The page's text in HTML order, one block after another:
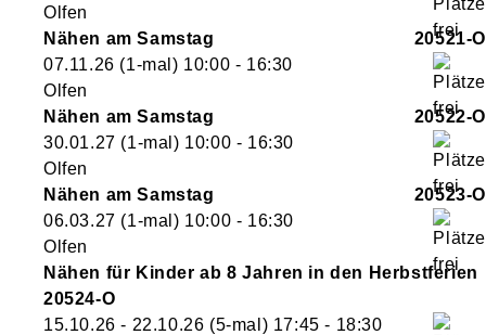
Olfen
Nähen am Samstag
20521-O
07.11.26 (1-mal) 10:00 - 16:30
Olfen
Nähen am Samstag
20522-O
30.01.27 (1-mal) 10:00 - 16:30
Olfen
Nähen am Samstag
20523-O
06.03.27 (1-mal) 10:00 - 16:30
Olfen
Nähen für Kinder ab 8 Jahren in den Herbstferien
20524-O
15.10.26 - 22.10.26 (5-mal) 17:45 - 18:30